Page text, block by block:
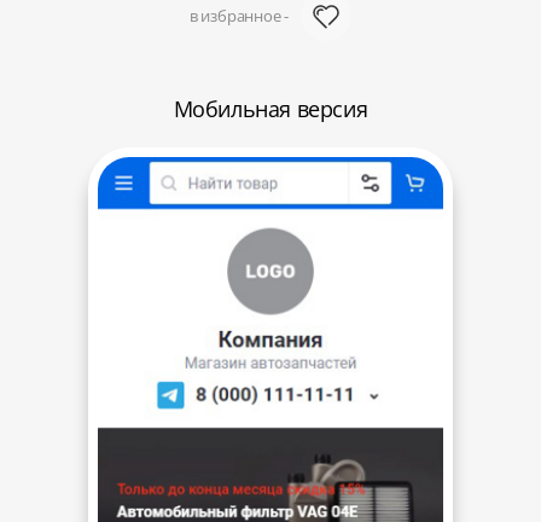
в избранное -
Мобильная версия